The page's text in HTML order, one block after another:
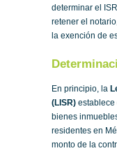
determinar el
retener el
la exención de
En principio, la
(LISR) establece
bienes
residentes en
monto de la